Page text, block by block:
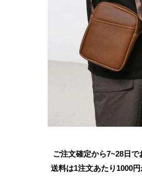
ご注文確定から7~28日で
送料は1注文あたり 1000